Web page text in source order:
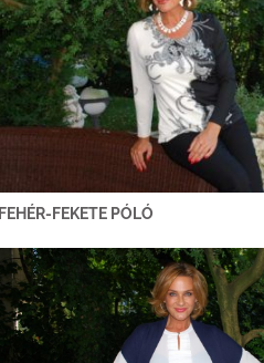
FEHÉR-FEKETE PÓLÓ